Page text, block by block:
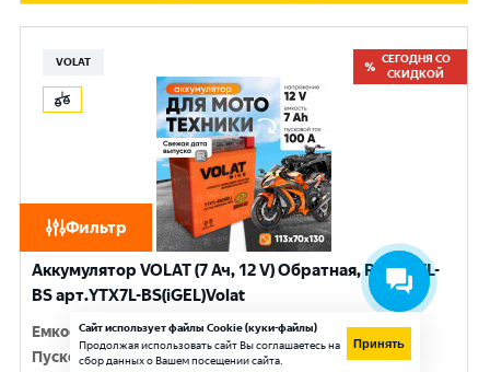
Фильтр
VOLAT
СЕГОДНЯ СО
СКИДКОЙ
Аккумулятор VOLAT (7 Ач, 12 V) Обратная, R+ YTX7L-
BS арт.YTX7L-BS(iGEL)Volat
Емкость:7 Ач
Пусковой ток:100 A
Сайт использует файлы Cookie (куки-файлы)
Продолжая использовать сайт Вы соглашаетесь на
сбор данных о Вашем посещении сайта.
Принять